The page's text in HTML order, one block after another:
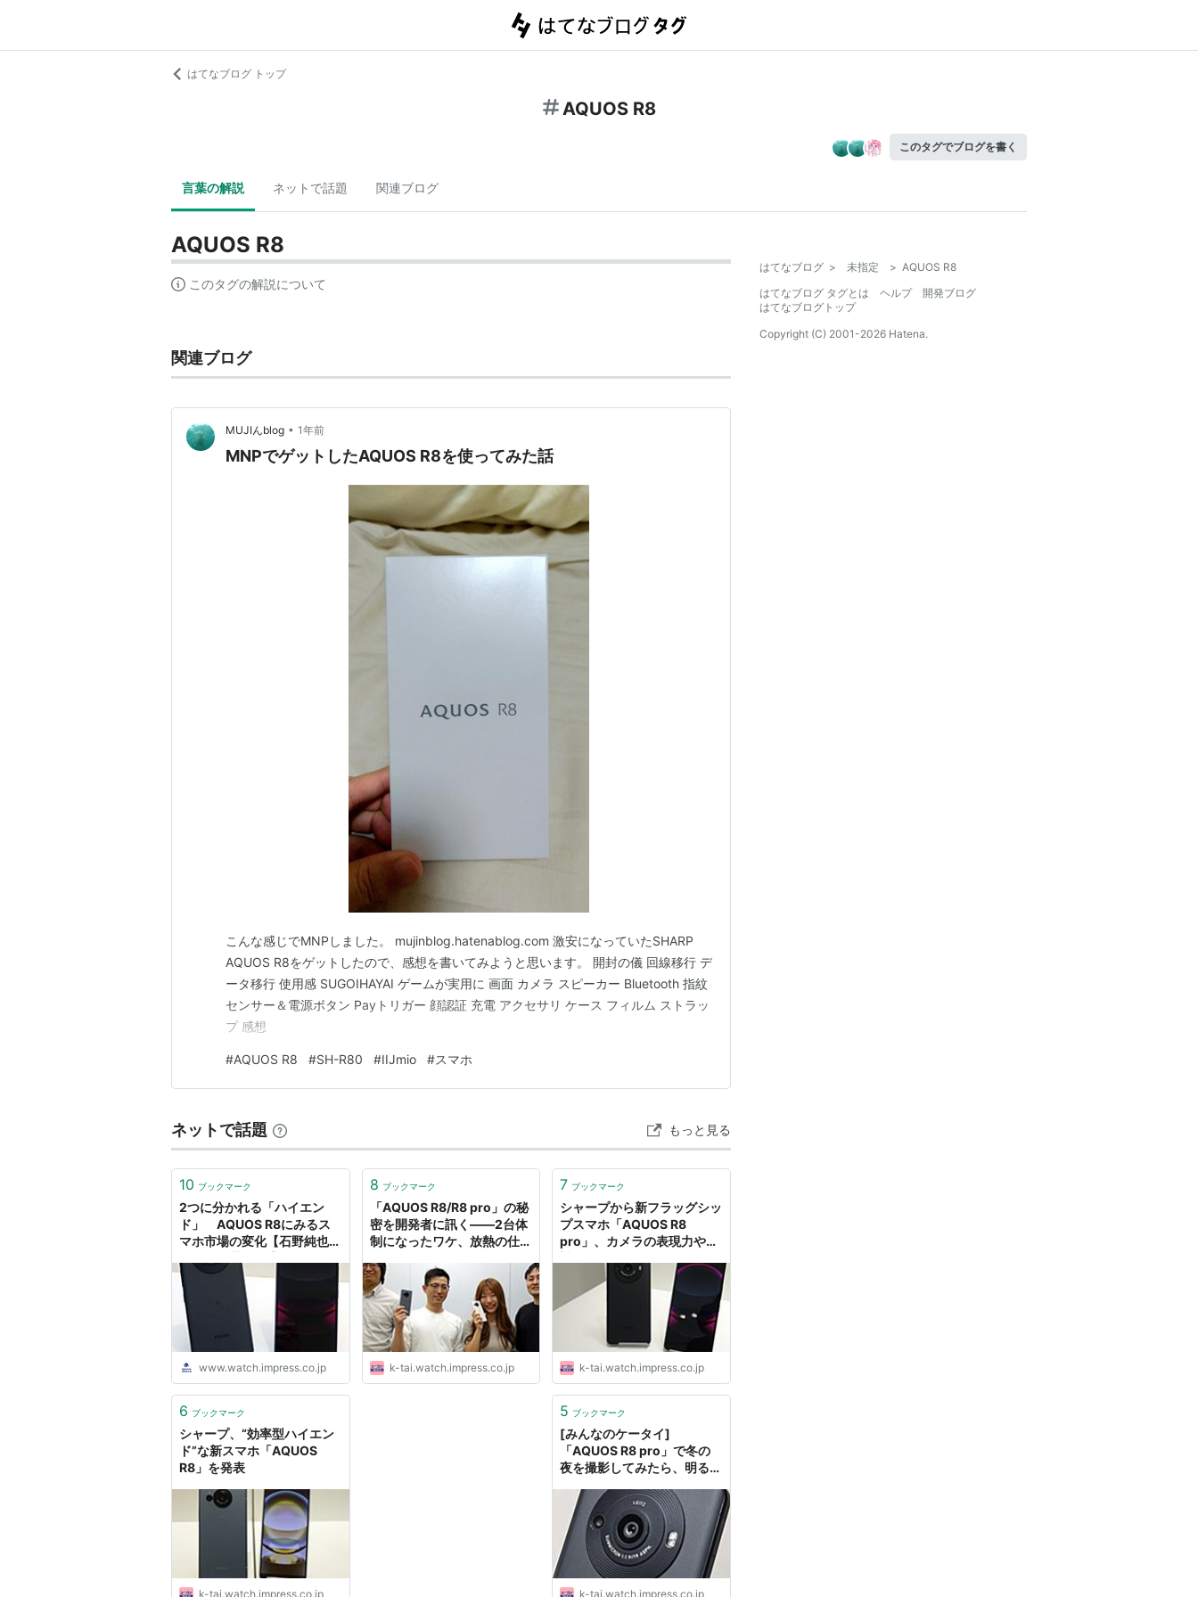
はてなブログ トップ
AQUOS R8
このタグでブログを書く
言葉の解説 ネットで話題 関連ブログ
AQUOS R8
このタグの解説について
関連ブログ
MUJIんblog • 1年前
MNPでゲットしたAQUOS R8を使ってみた話
こんな感じでMNPしました。 mujinblog.hatenablog.com 激安になっていたSHARP
AQUOS R8をゲットしたので、感想を書いてみようと思います。 開封の儀 回線移行 デ
ータ移行 使用感 SUGOIHAYAI ゲームが実用に 画面 カメラ スピーカー Bluetooth 指紋
センサー＆電源ボタン Payトリガー 顔認証 充電 アクセサリ ケース フィルム ストラッ
プ 感想
#AQUOS R8 #SH-R80 #IIJmio #スマホ
ネットで話題 もっと見る
10 ブックマーク
2つに分かれる「ハイエン
ド」 AQUOS R8にみるス
マホ市場の変化【石野純也の
www.watch.impress.co.jp
8 ブックマーク
「AQUOS R8/R8 pro」の秘
密を開発者に訊く――2台体
制になったワケ、放熱の仕組
k-tai.watch.impress.co.jp
7 ブックマーク
シャープから新フラッグシッ
プスマホ「AQUOS R8
pro」、カメラの表現力や熱
k-tai.watch.impress.co.jp
6 ブックマーク
シャープ、“効率型ハイエン
ド”な新スマホ「AQUOS
R8」を発表
k-tai.watch.impress.co.jp
5 ブックマーク
[みんなのケータイ]
「AQUOS R8 pro」で冬の
夜を撮影してみたら、明るす
k-tai.watch.impress.co.jp
はてなブログ > 未指定 > AQUOS R8
はてなブログ タグとは
ヘルプ
開発ブログ
はてなブログトップ
Copyright (C) 2001-2026 Hatena.